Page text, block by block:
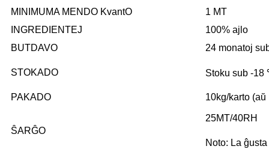
MINIMUMA MENDO KvantO
1 MT
INGREDIENTEJ
100% ajlo
BUTDAVO
24 monatoj
STOKADO Stoku sub -18
PAKADO 10kg/karto
ŜARĜO
25MT/40RH
Noto: La